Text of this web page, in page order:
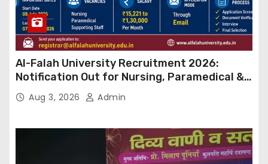
Al-Falah University Recruitment 2026:
Notification Out for Nursing, Paramedical &
Supporting Staff Posts, Apply Through Email
Aug 3, 2026 Admin